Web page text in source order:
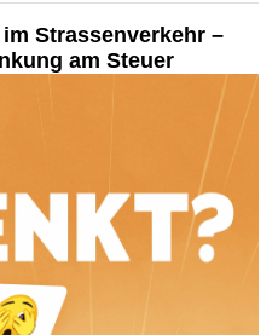
Strassenverkehr –
am Steuer